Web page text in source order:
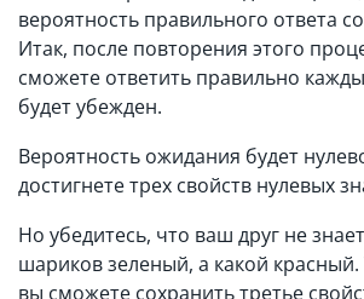
вероятность правильного ответа
Итак, после повторения этого
сможете ответить правильно
будет убежден.
Вероятность ожидания будет
достигнете трех свойств нулевых
Но убедитесь, что ваш друг не
шариков зеленый, а какой
вы сможете сохранить третье